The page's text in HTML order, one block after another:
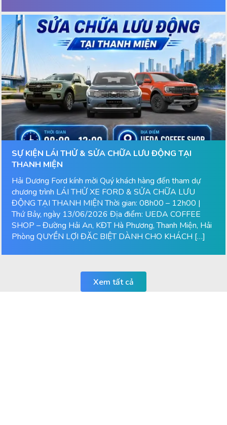
SỰ KIỆN LÁI THỬ & SỬA CHỮA LƯU ĐỘNG TẠI
THANH MIỆN
Hải Dương Ford kính mời Quý khách hàng đến tham dự
chương trình LÁI THỬ XE FORD & SỬA CHỮA LƯU
ĐỘNG TẠI THANH MIỆN Thời gian: 08h00 – 12h00 |
Thứ Bảy, ngày 13/06/2026 Địa điểm: UEDA COFFEE
SHOP – Đường Hải An, KĐT Hà Phương, Thanh Miện, Hải
Phòng QUYỀN LỢI ĐẶC BIỆT DÀNH CHO KHÁCH […]
Xem tất cả